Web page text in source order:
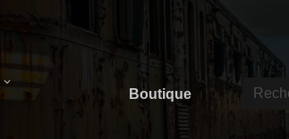
Boutique